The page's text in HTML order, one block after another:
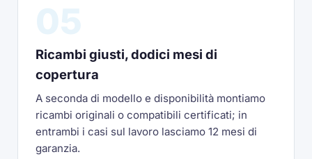
Ricambi giusti, dodici mesi di
copertura
A seconda di modello e disponibilità montiamo
ricambi originali o compatibili certificati; in
entrambi i casi sul lavoro lasciamo 12 mesi di
garanzia.